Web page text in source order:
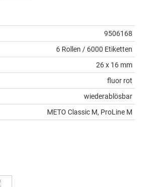
9506168
6 Rollen / 6000 Etiketten
26 x 16 mm
fluor rot
wiederablösbar
METO Classic M, ProLine M